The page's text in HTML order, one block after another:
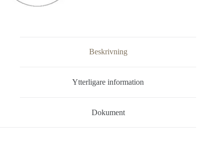
Beskrivning
Ytterligare information
Dokument